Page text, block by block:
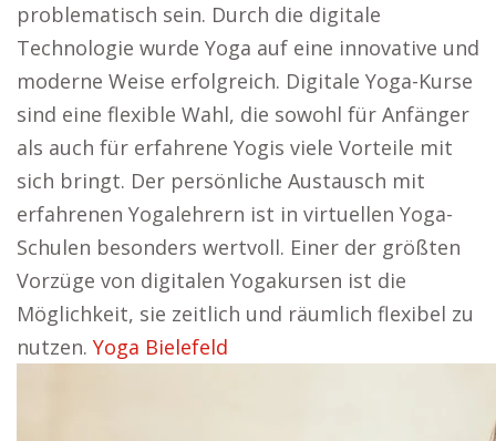
problematisch sein. Durch die digitale
Technologie wurde Yoga auf eine innovative und
moderne Weise erfolgreich. Digitale Yoga-Kurse
sind eine flexible Wahl, die sowohl für Anfänger
als auch für erfahrene Yogis viele Vorteile mit
sich bringt. Der persönliche Austausch mit
erfahrenen Yogalehrern ist in virtuellen Yoga-
Schulen besonders wertvoll. Einer der größten
Vorzüge von digitalen Yogakursen ist die
Möglichkeit, sie zeitlich und räumlich flexibel zu
nutzen. Yoga Bielefeld